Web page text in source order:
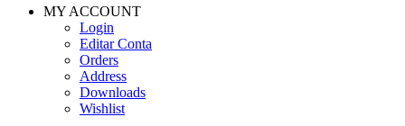
MY ACCOUNT
Login
Editar Conta
Orders
Address
Downloads
Wishlist